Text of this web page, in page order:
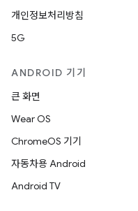
개인정보처리방침
5G
ANDROID 기기
큰 화면
Wear OS
ChromeOS 기기
자동차용 Android
Android TV